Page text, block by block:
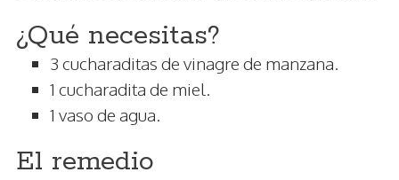
¿Qué necesitas?
3 cucharaditas de vinagre de manzana.
1 cucharadita de miel.
1 vaso de agua.
El remedio